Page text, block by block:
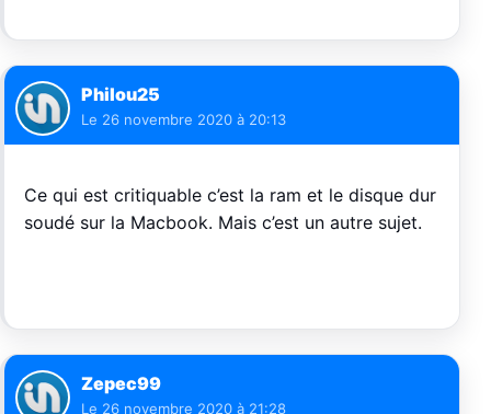
Philou25
Le 26 novembre 2020 à 20:13
Ce qui est critiquable c’est la ram et le disque dur
soudé sur la Macbook. Mais c’est un autre sujet.
Zepec99
Le 26 novembre 2020 à 21:28